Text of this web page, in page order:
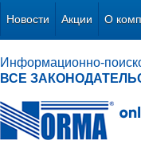
Новости Акции О
Информационно-
ВСЕ